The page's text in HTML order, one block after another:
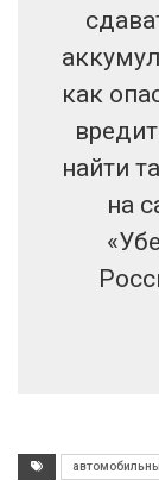
как
найти
на